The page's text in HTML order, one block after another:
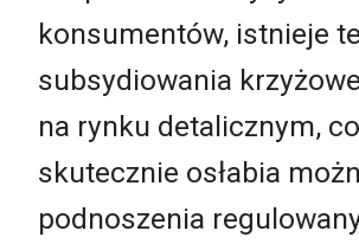
konsumentów, istnieje
subsydiowania
na rynku detalicznym, co
skutecznie osłabia
podnoszenia